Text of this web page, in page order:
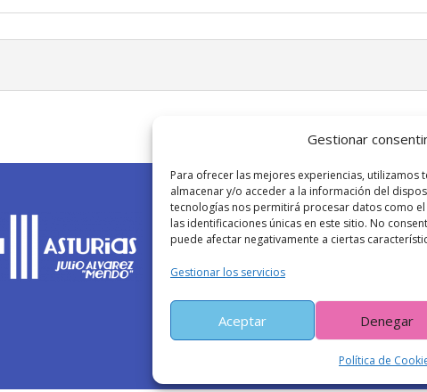
Gestionar
Para ofrecer las mejores experiencias, utilizamos
almacenar y/o acceder a la información del
tecnologías nos permitirá procesar datos como
las identificaciones únicas en este sitio. No
puede afectar negativamente a ciertas
Gestionar los servicios
Aceptar Denegar
Política de
Politica de cookies| Politica de